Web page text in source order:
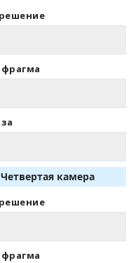
Четвертая камера